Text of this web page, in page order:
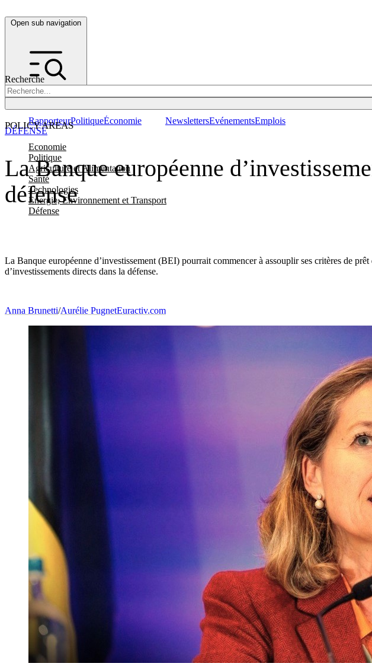
Open sub navigation
Recherche
POLICY AREAS
Economie
Politique
Agriculture et Alimentation
Santé
Technologies
Energie, Environnement et Transport
Défense
RapporteurPolitiqueÉconomie NewslettersEvénementsEmplois
La Banque européenne
défense
La Banque européenne d’investissement (BEI) pourrait commencer à assouplir ses critères de
d’investissements directs dans la défense.
DÉFENSE
Anna Brunetti/Aurélie PugnetEuractiv.com